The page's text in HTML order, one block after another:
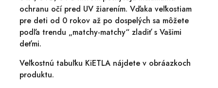
ochranu očí pred UV žiarením. Vďaka veľkostiam
pre deti od 0 rokov až po dospelých sa môžete
podľa trendu „matchy-matchy“ zladiť s Vašimi
deťmi.
Veľkostnú tabuľku KiETLA nájdete v obráazkoch
produktu.